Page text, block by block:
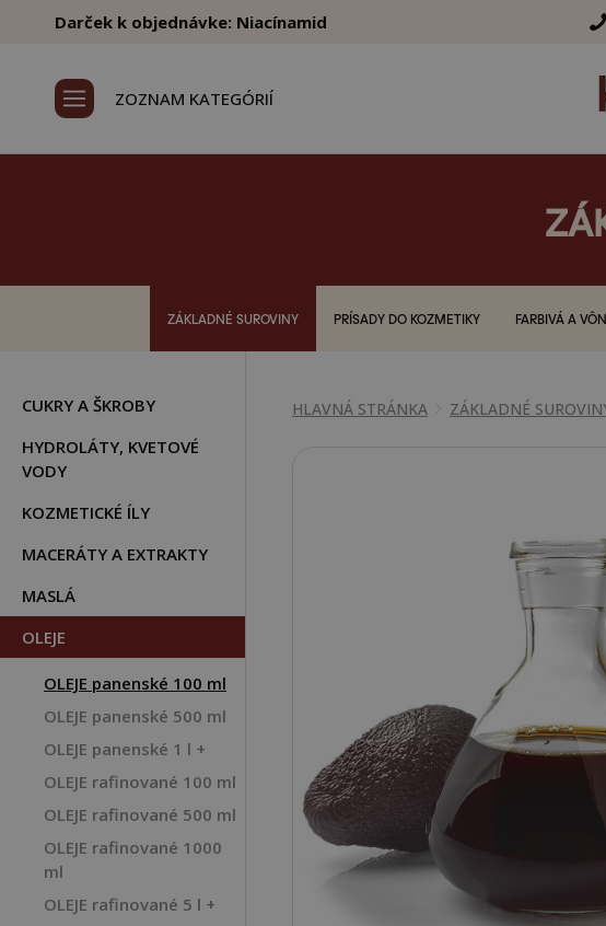
Darček k objednávke: Niacínamid
ZOZNAM KATEGÓRIÍ
ZÁKLADNÉ SUROVINY PRÍSADY DO KOZMETIKY FARBIVÁ A
CUKRY A ŠKROBY
HYDROLÁTY, KVETOVÉ
VODY
KOZMETICKÉ ÍLY
MACERÁTY A EXTRAKTY
MASLÁ
OLEJE
OLEJE panenské 100 ml
OLEJE panenské 500 ml
OLEJE panenské 1 l +
OLEJE rafinované 100 ml
OLEJE rafinované 500 ml
OLEJE rafinované 1000
ml
OLEJE rafinované 5 l +
HLAVNÁ STRÁNKA ZÁKLADNÉ